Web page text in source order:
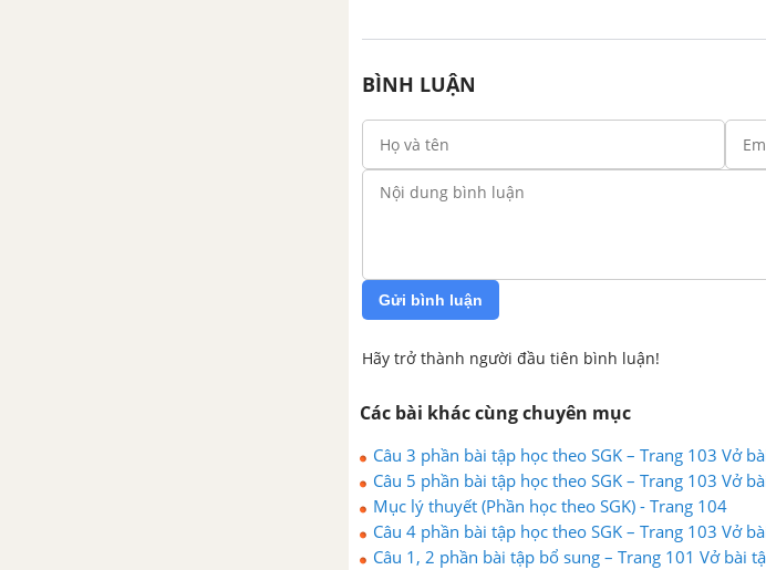
BÌNH LUẬN
Gửi bình luận
Hãy trở thành người đầu tiên bình luận!
Các bài khác cùng chuyên mục
Câu 3 phần bài tập học theo SGK – Trang 103 Vở
Câu 5 phần bài tập học theo SGK – Trang 103 Vở
Mục lý thuyết (Phần học theo SGK) - Trang 104
Câu 4 phần bài tập học theo SGK – Trang 103 Vở
Câu 1, 2 phần bài tập bổ sung – Trang 101 Vở bài